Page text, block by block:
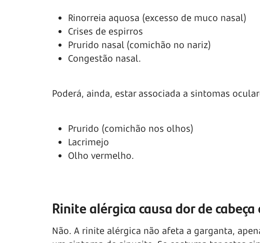
Rinorreia aquosa (excesso de muco nasal)
Crises de espirros
Prurido nasal (comichão no nariz)
Congestão nasal.
Poderá, ainda, estar associada a sintomas
Prurido (comichão nos olhos)
Lacrimejo
Olho vermelho.
Rinite alérgica causa dor de
Não. A rinite alérgica não afeta a garganta,